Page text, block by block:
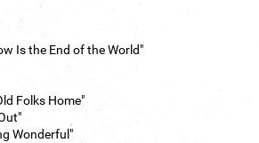
Is the End of the World"
Folks Home"
Wonderful"